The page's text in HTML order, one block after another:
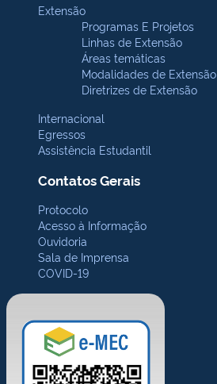
Extensão
Programas E Projetos
Linhas de Extensão
Áreas temáticas
Modalidades de Extensão
Diretrizes de Extensão
Internacional
Egressos
Assistência Estudantil
Contatos Gerais
Protocolo
Acesso à Informação
Ouvidoria
Sala de Imprensa
COVID-19